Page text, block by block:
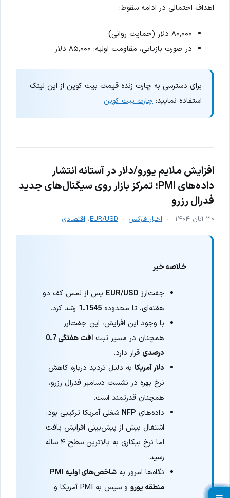
اهداف احتمالی در ادامه سقوط:
۸۰٬۰۰۰ دلار (حمایت روانی)
در صورت بازیابی، مقاومت اولیه: ۸۵٬۰۰۰ دلار
برای دسترسی به چارت زنده قیمت بیت کوین از این لینک
استفاده نمایید: چارت بیت کوین
افزایش ملایم یورو/دلار در آستانه انتشار
داده‌های PMI؛ تمرکز بازار روی سیگنال‌های جدید
فدرال رزرو
۳۰ آبان ۱۴۰۴ اخبار فارکس EUR/USD، اقتصادی
خلاصه خبر
جفت‌ارز EUR/USD پس از لمس کف دو
هفته‌ای، تا محدوده1.1545 رشد کرد.
با وجود این افزایش، این جفت‌ارز
همچنان در مسیر ثبت
افت هفتگی 0.7
درصدی قرار دارد.
دلار آمریکا به دلیل تردید درباره کاهش
نرخ بهره در نشست دسامبر فدرال رزرو،
همچنان قدرتمند است.
داده‌های NFP شغلی آمریکا ترکیبی بود:
اشتغال بیش از پیش‌بینی افزایش یافت
اما نرخ بیکاری به بالاترین سطح ۴ ساله
رسید.
نگاه‌ها امروز به
شاخص‌های اولیه PMI
منطقه یورو
و سپس به PMI آمریکا و